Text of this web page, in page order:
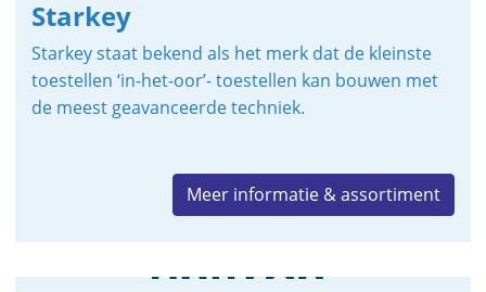
Starkey
Starkey staat bekend als het merk dat de kleinste
toestellen ‘in-het-oor’- toestellen kan bouwen met
de meest geavanceerde techniek.
Meer informatie & assortiment